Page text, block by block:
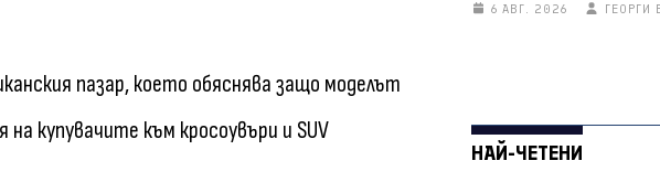
пазар, което обяснява защо моделът
купувачите към кросоувъри и SUV
6 АВГ. 2026 ГЕОРГИ
НАЙ-ЧЕТЕНИ